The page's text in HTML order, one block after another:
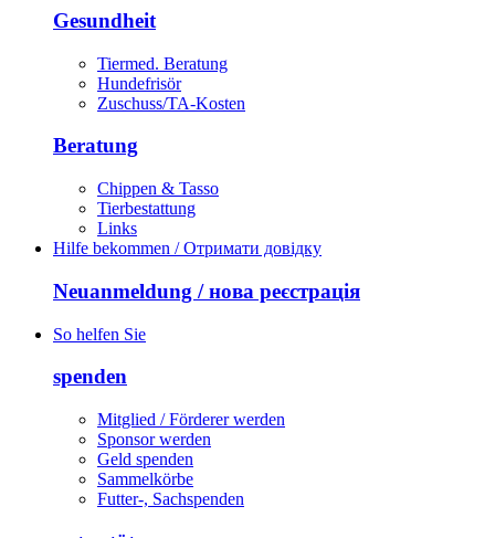
Gesundheit
Tiermed. Beratung
Hundefrisör
Zuschuss/TA-Kosten
Beratung
Chippen & Tasso
Tierbestattung
Links
Hilfe bekommen / Отримати довідку
Neuanmeldung / нова реєстрація
So helfen Sie
spenden
Mitglied / Förderer werden
Sponsor werden
Geld spenden
Sammelkörbe
Futter-, Sachspenden